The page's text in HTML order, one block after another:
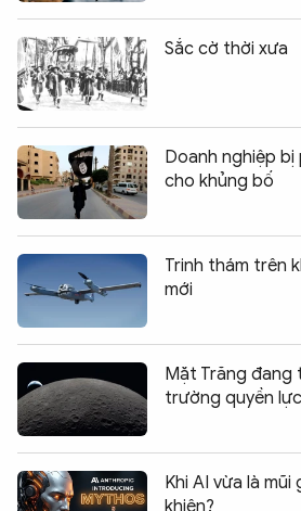
Sắc cờ thời xưa
Doanh nghiệp
cho khủng bố
Trinh thám trên
mới
Mặt Trăng đang
trường quyền
Khi AI vừa là mũi